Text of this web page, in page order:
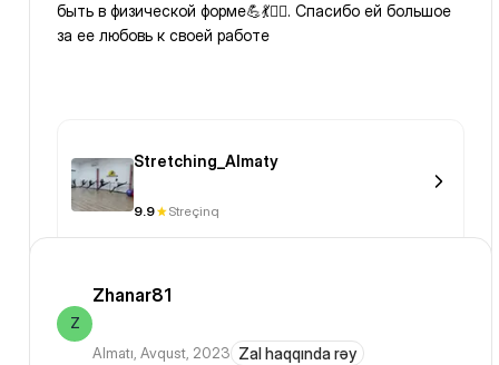
быть в физической форме💪💃🏃‍♀️. Спасибо ей большое
за ее любовь к своей работе
Stretching_Almaty
9.9 Streçinq
Z
Zhanar81
Almatı, Avqust, 2023 Zal haqqında rəy